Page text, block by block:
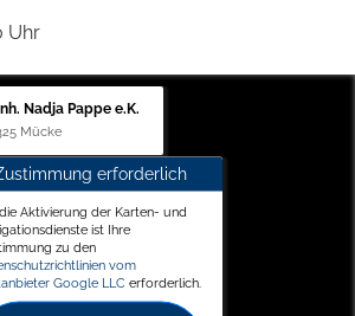
Uhr
Nadja Pappe e.K.
Mücke
erforderlich
Aktivierung der Karten- und
ist Ihre
zu den
vom
Google LLC erforderlich.